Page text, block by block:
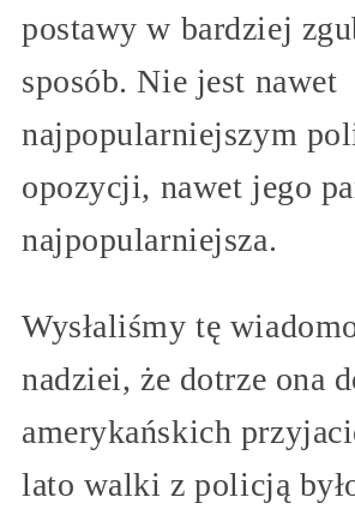
postawy w bardziej
sposób. Nie jest nawet
najpopularniejszym
opozycji, nawet jego
najpopularniejsza.
Wysłaliśmy tę
nadziei, że dotrze ona
amerykańskich
lato walki z policją